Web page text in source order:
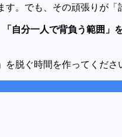
。でも、その頑張りが
「自分一人で背負う範囲」
脱ぐ時間を作ってくだ